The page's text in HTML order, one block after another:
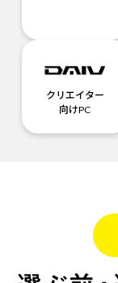
クリエイター
向けPC